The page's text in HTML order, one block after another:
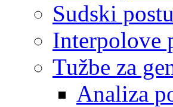
Sudski
Interpolove
Tužbe za
Analiza